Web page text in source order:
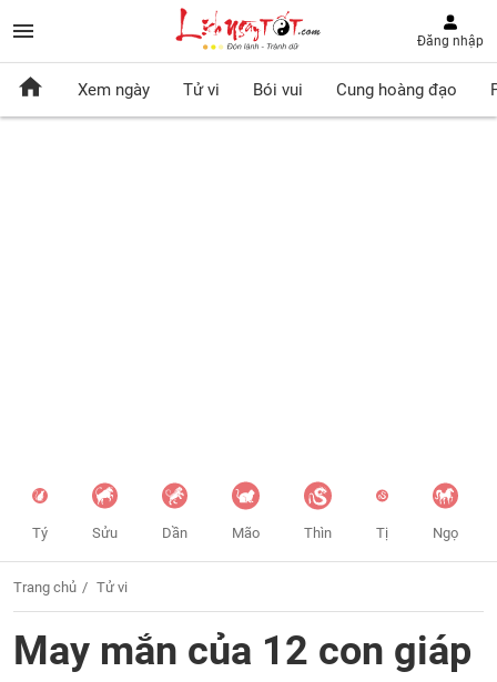
Đăng nhập
Xem ngày Tử vi Bói vui Cung hoàng đạo
Tý Sửu Dần Mão Thìn Tị Ngọ
Trang chủ Tử vi
May mắn của 12 con giáp